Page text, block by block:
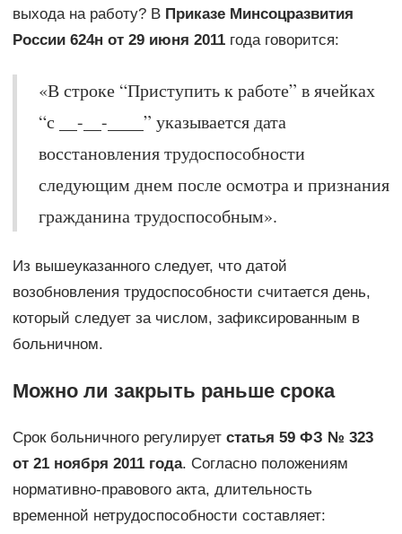
выхода на работу? В Приказе Минсоцразвития
России 624н от 29 июня 2011года говорится:
«В строке “Приступить к работе” в ячейках
“с __-__-____” указывается дата
восстановления трудоспособности
следующим днем после осмотра и признания
гражданина трудоспособным».
Из вышеуказанного следует, что датой
возобновления трудоспособности считается день,
который следует за числом, зафиксированным в
больничном.
Можно ли закрыть раньше срока
Срок больничного регулирует статья 59 ФЗ № 323
от 21 ноября 2011 года. Согласно положениям
нормативно-правового акта, длительность
временной нетрудоспособности составляет: